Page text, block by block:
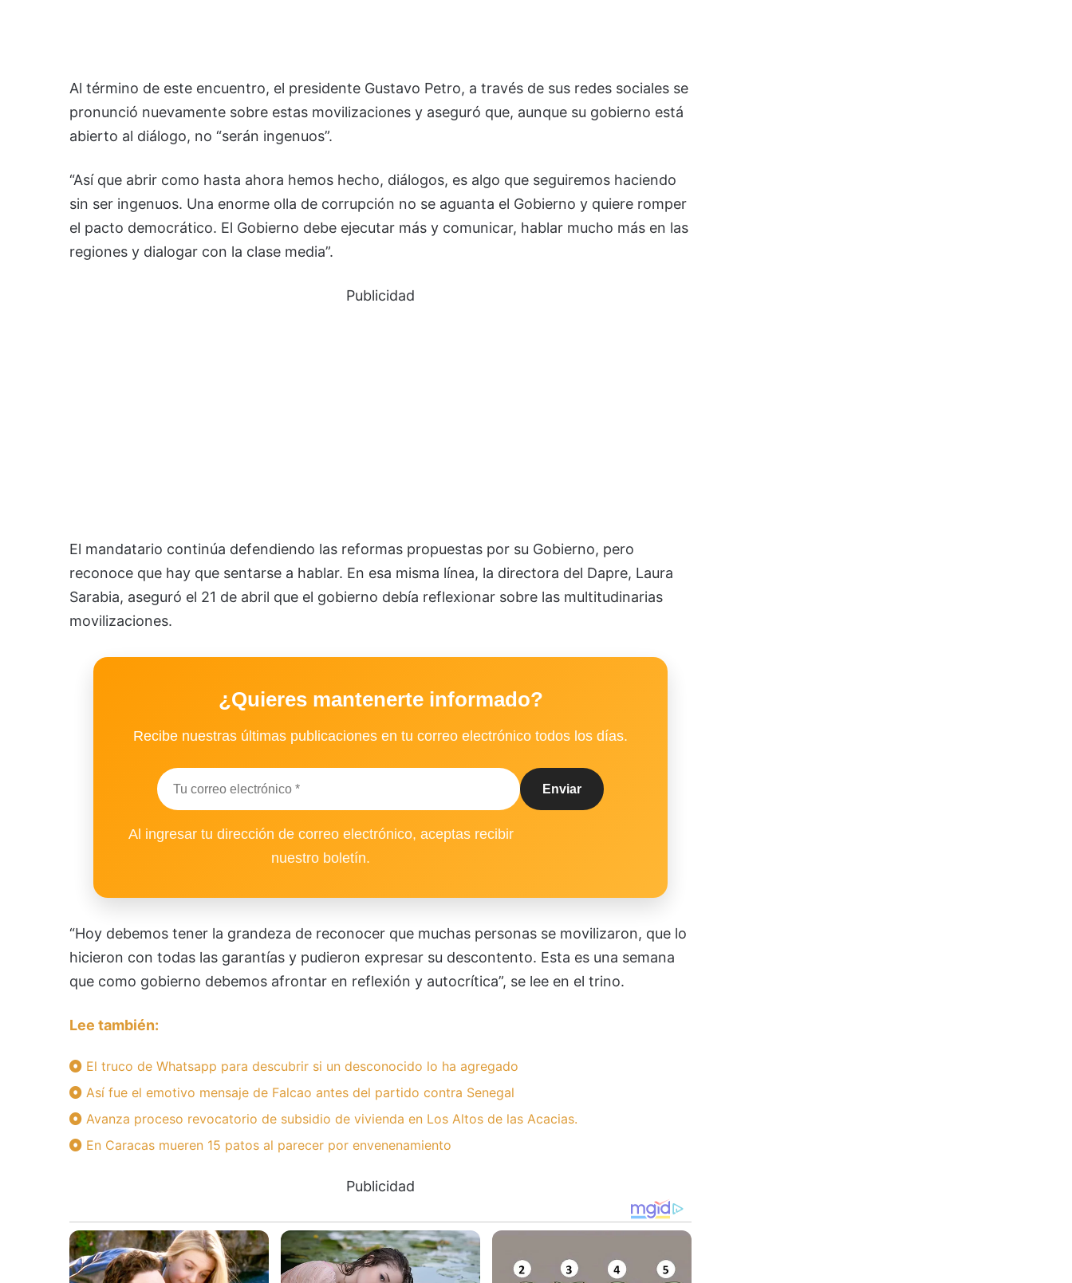
Al término de este encuentro, el presidente Gustavo Petro, a través de sus redes sociales se
pronunció nuevamente sobre estas movilizaciones y aseguró que, aunque su gobierno está
abierto al diálogo, no “serán ingenuos”.
“Así que abrir como hasta ahora hemos hecho, diálogos, es algo que seguiremos haciendo
sin ser ingenuos. Una enorme olla de corrupción no se aguanta el Gobierno y quiere romper
el pacto democrático. El Gobierno debe ejecutar más y comunicar, hablar mucho más en las
regiones y dialogar con la clase media”.
Publicidad
El mandatario continúa defendiendo las reformas propuestas por su Gobierno, pero
reconoce que hay que sentarse a hablar. En esa misma línea, la directora del Dapre, Laura
Sarabia, aseguró el 21 de abril que el gobierno debía reflexionar sobre las multitudinarias
movilizaciones.
¿Quieres mantenerte informado?
Recibe nuestras últimas publicaciones en tu correo electrónico todos los días.
Al ingresar tu dirección de correo electrónico, aceptas recibir
nuestro boletín.
“Hoy debemos tener la grandeza de reconocer que muchas personas se movilizaron, que lo
hicieron con todas las garantías y pudieron expresar su descontento. Esta es una semana
que como gobierno debemos afrontar en reflexión y autocrítica”, se lee en el trino.
Lee también:
El truco de Whatsapp para descubrir si un desconocido lo ha agregado
Así fue el emotivo mensaje de Falcao antes del partido contra Senegal
Avanza proceso revocatorio de subsidio de vivienda en Los Altos de las Acacias.
En Caracas mueren 15 patos al parecer por envenenamiento
Publicidad